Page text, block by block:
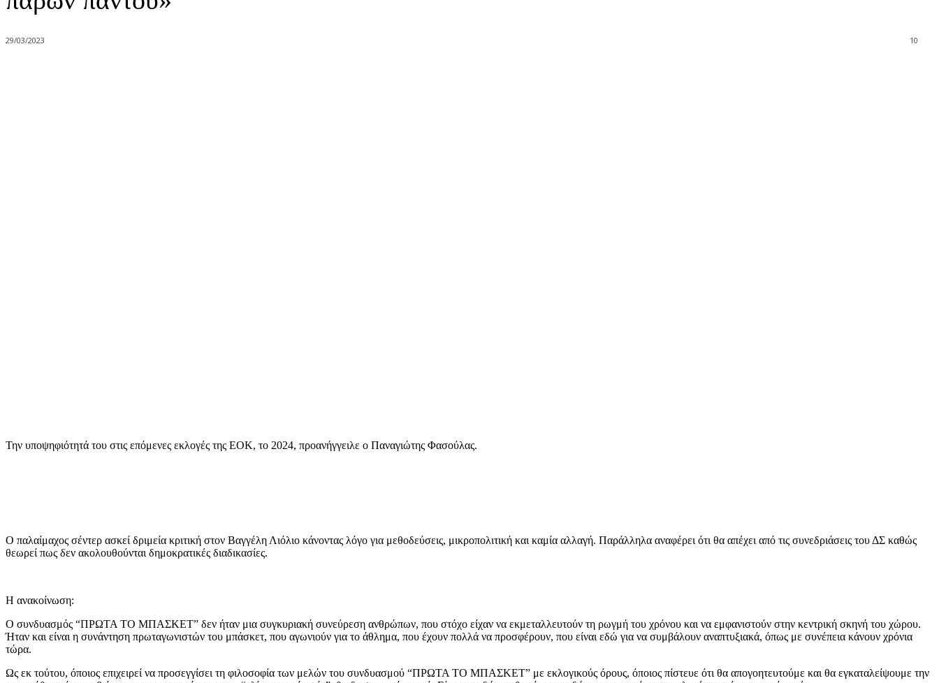
29/03/2023 10
Την υποψηφιότητά του στις επόμενες εκλογές της ΕΟΚ, το 2024, προανήγγειλε ο Παναγιώτης Φασούλας.
Ο παλαίμαχος σέντερ ασκεί δριμεία κριτική στον Βαγγέλη Λιόλιο κάνοντας λόγο για μεθοδεύσεις, μικροπολιτική και καμία αλλαγή. Παράλληλα αναφέρει ότι θα απέχει από τις συνεδριάσεις του ΔΣ καθώς
θεωρεί πως δεν ακολουθούνται δημοκρατικές διαδικασίες.
Η ανακοίνωση:
Ο συνδυασμός “ΠΡΩΤΑ ΤΟ ΜΠΑΣΚΕΤ” δεν ήταν μια συγκυριακή συνεύρεση ανθρώπων, που στόχο είχαν να εκμεταλλευτούν τη ρωγμή του χρόνου και να εμφανιστούν στην κεντρική σκηνή του χώρου.
Ήταν και είναι η συνάντηση πρωταγωνιστών του μπάσκετ, που αγωνιούν για το άθλημα, που έχουν πολλά να προσφέρουν, που είναι εδώ για να συμβάλουν αναπτυξιακά, όπως με συνέπεια κάνουν χρόνια
τώρα.
Ως εκ τούτου, όποιος επιχειρεί να προσεγγίσει τη φιλοσοφία των μελών του συνδυασμού “ΠΡΩΤΑ ΤΟ ΜΠΑΣΚΕΤ” με εκλογικούς όρους, όποιος πίστευε ότι θα απογοητευτούμε και θα εγκαταλείψουμε την